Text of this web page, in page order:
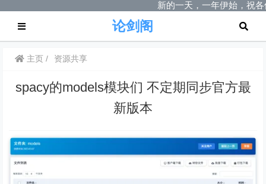
新的一天，一年伊始，祝
论剑阁
主页 资源共享
spacy的models模块们 不定期同步官方最
新版本